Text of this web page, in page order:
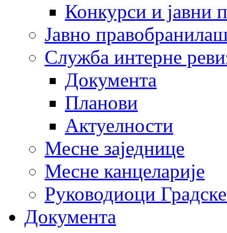
Конкурси и јавни
Јавно
Служба интерне
Документа
Планови
Актуелности
Месне заједнице
Месне канцеларије
Руководиоци
Документа